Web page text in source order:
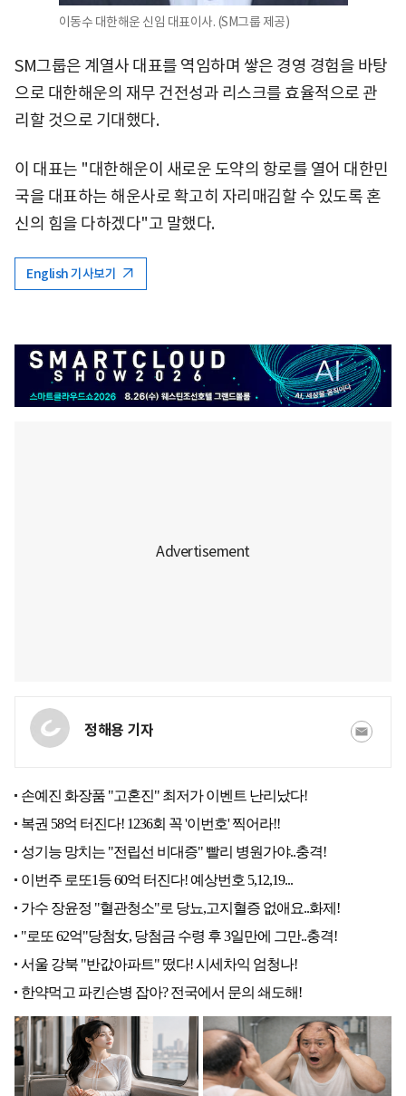
이동수 대한해운 신임 대표이사. (SM그룹 제공)
SM그룹은 계열사 대표를 역임하며 쌓은 경영 경험을 바탕
으로 대한해운의 재무 건전성과 리스크를 효율적으로 관
리할 것으로 기대했다.
이 대표는 "대한해운이 새로운 도약의 항로를 열어 대한민
국을 대표하는 해운사로 확고히 자리매김할 수 있도록 혼
신의 힘을 다하겠다"고 말했다.
English 기사보기
정해용 기자